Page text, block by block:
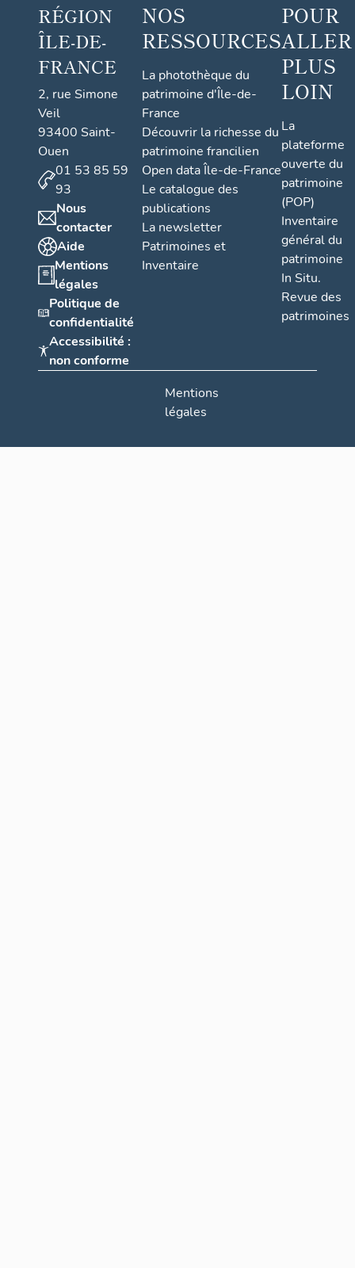
RÉGION
ÎLE-DE-
FRANCE
2, rue Simone
Veil
93400 Saint-
Ouen
01 53 85 59
93
Nous
contacter
Aide
Mentions
légales
Politique de
confidentialité
Accessibilité :
non conforme
NOS
RESSOURCES
La photothèque du
patrimoine d'Île-de-
France
Découvrir la richesse du
patrimoine francilien
Open data Île-de-France
Le catalogue des
publications
La newsletter
Patrimoines et
Inventaire
POUR
ALLER
PLUS
LOIN
La
plateforme
ouverte du
patrimoine
(POP)
Inventaire
général du
patrimoine
In Situ.
Revue des
patrimoines
Mentions
légales